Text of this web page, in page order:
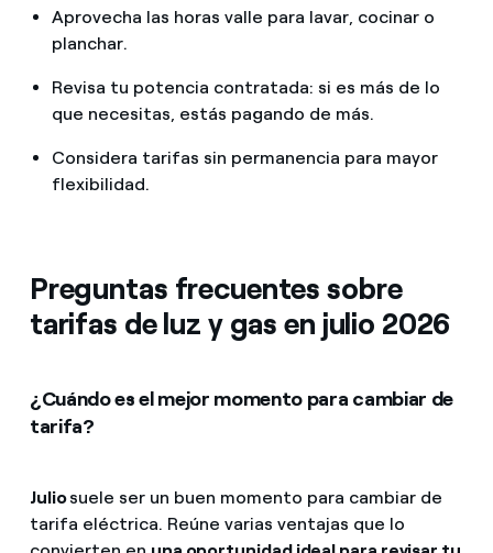
Aprovecha las horas valle para lavar, cocinar o
planchar.
Revisa tu potencia contratada: si es más de lo
que necesitas, estás pagando de más.
Considera tarifas sin permanencia para mayor
flexibilidad.
Preguntas frecuentes sobre
tarifas de luz y gas en julio 2026
¿Cuándo es el mejor momento para cambiar de
tarifa?
Juliosuele ser un buen momento para cambiar de
tarifa eléctrica. Reúne varias ventajas que lo